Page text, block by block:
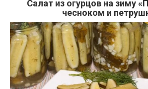
Салат из огурцов на зиму
чесноком и